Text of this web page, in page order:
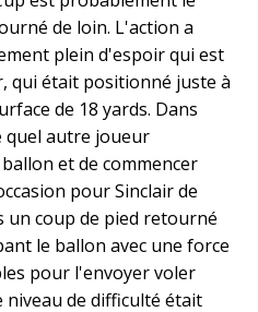
de loin. L'action a
plein d'espoir qui est
qui était positionné juste à
de 18 yards. Dans
autre joueur
et de commencer
pour Sinclair de
un coup de pied retourné
le ballon avec une force
pour l'envoyer voler
niveau de difficulté était